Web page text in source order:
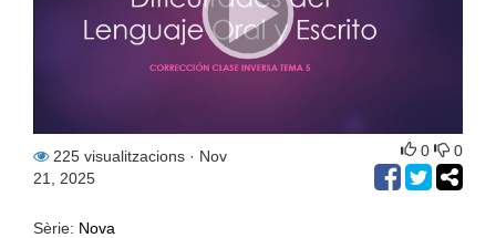
225 visualitzacions · Nov
21, 2025
0 0
Sèrie: Nova